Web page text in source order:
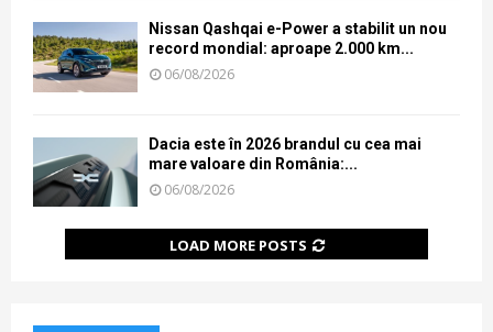
Nissan Qashqai e-Power a stabilit un nou
record mondial: aproape 2.000 km...
06/08/2026
Dacia este în 2026 brandul cu cea mai
mare valoare din România:...
06/08/2026
LOAD MORE POSTS